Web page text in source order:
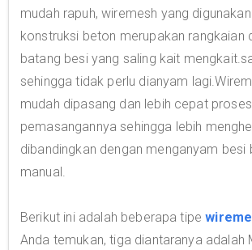
mudah rapuh, wiremesh yang
konstruksi beton merupakan rangkaian
batang besi yang saling kait
sehingga tidak perlu dianyam
mudah dipasang dan lebih cepat proses
pemasangannya sehingga lebih
dibandingkan dengan menganyam besi
manual.
Berikut ini adalah beberapa tipe
Anda temukan, tiga diantaranya adalah